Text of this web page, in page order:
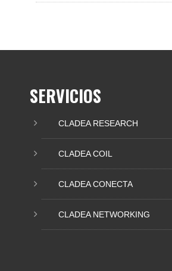
SERVICIOS
CLADEA RESEARCH
CLADEA COIL
CLADEA CONECTA
CLADEA NETWORKING